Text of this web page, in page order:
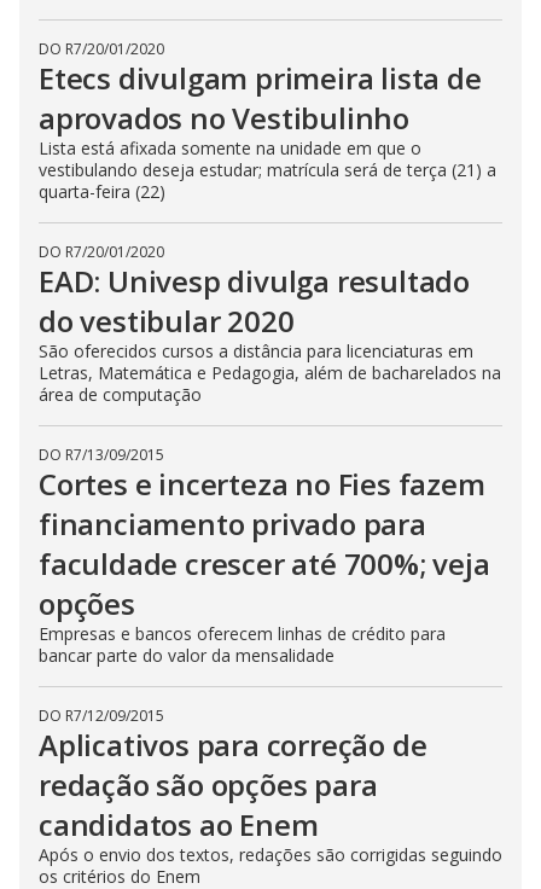
DO R7/20/01/2020
Etecs divulgam primeira lista de
aprovados no Vestibulinho
Lista está afixada somente na unidade em que o
vestibulando deseja estudar; matrícula será de terça (21) a
quarta-feira (22)
DO R7/20/01/2020
EAD: Univesp divulga resultado
do vestibular 2020
São oferecidos cursos a distância para licenciaturas em
Letras, Matemática e Pedagogia, além de bacharelados na
área de computação
DO R7/13/09/2015
Cortes e incerteza no Fies fazem
financiamento privado para
faculdade crescer até 700%; veja
opções
Empresas e bancos oferecem linhas de crédito para
bancar parte do valor da mensalidade
DO R7/12/09/2015
Aplicativos para correção de
redação são opções para
candidatos ao Enem
Após o envio dos textos, redações são corrigidas seguindo
os critérios do Enem